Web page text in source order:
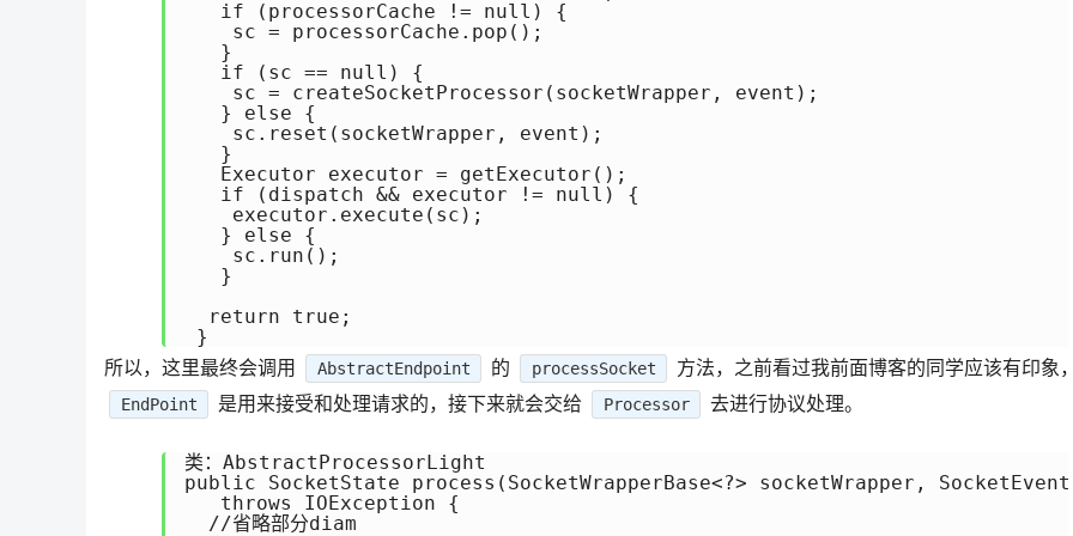
   if (processorCache != null) {
    sc = processorCache.pop();
   }
   if (sc == null) {
    sc = createSocketProcessor(socketWrapper, event);
   } else {
    sc.reset(socketWrapper, event);
   }
   Executor executor = getExecutor();
   if (dispatch && executor != null) {
    executor.execute(sc);
   } else {
    sc.run();
   }
  return true;
}
所以，这里最终会调用 AbstractEndpoint 的 processSocket 方法，之前看过我前面博客的同学应该有印象，
EndPoint 是用来接受和处理请求的，接下来就会交给 Processor 去进行协议处理。
类：AbstractProcessorLight
public SocketState process(SocketWrapperBase<?> socketWrapper,
   throws IOException {
  //省略部分diam